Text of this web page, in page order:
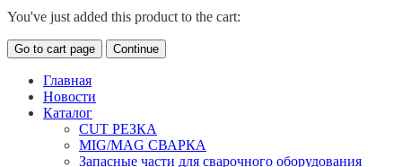
You've just added this product to the cart:
Go to cart page Continue
Главная
Новости
Каталог
CUT РЕЗКА
MIG/MAG СВАРКА
Запасные части для сварочного оборудования